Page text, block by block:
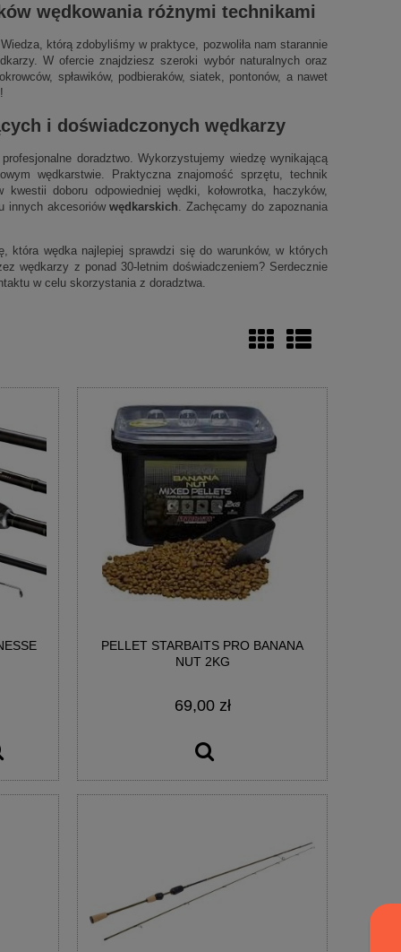
wędkowania różnymi technikami
którą zdobyliśmy w praktyce, pozwoliła nam starannie
W ofercie znajdziesz szeroki wybór naturalnych oraz
spławików, podbieraków, siatek, pontonów, a nawet
i doświadczonych wędkarzy
doradztwo. Wykorzystujemy wiedzę wynikającą
wędkarstwie. Praktyczna znajomość sprzętu, technik
doboru odpowiedniej wędki, kołowrotka, haczyków,
innych akcesoriówwędkarskich. Zachęcamy do zapoznania
która wędka najlepiej sprawdzi się do warunków, w których
wędkarzy z ponad 30-letnim doświadczeniem? Serdecznie
w celu skorzystania z doradztwa.
PELLET STARBAITS PRO BANANA
NUT 2KG
69,00 zł